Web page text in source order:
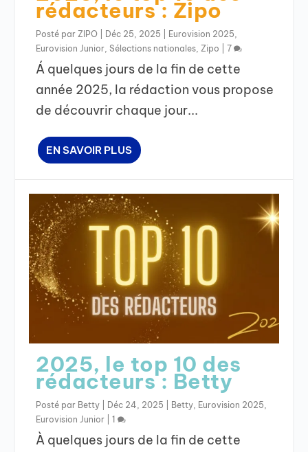
rédacteurs : Zipo
Posté parZIPO Déc 25, 2025 Eurovision 2025,
Eurovision Junior,Sélections nationales,Zipo |7
Á quelques jours de la fin de cette
année 2025, la rédaction vous propose
de découvrir chaque jour...
EN SAVOIR PLUS
2025, le top 10 des
rédacteurs : Betty
Posté par Betty Déc 24, 2025 Betty, Eurovision 2025,
Eurovision Junior |1
À quelques jours de la fin de cette